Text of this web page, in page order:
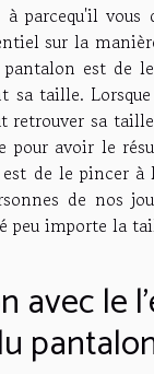
parcequ'il vous
sur la
est de
sa taille.
sa
avoir le
de le pincer à
de nos
peu importe la
avec le